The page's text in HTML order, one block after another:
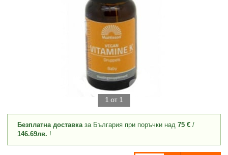
1 от 1
Безплатна доставказа България при поръчки над 75 € /
146.69лв. !